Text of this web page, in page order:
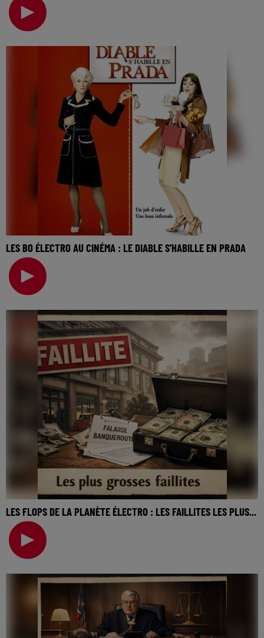
cinéma… Il y a des films qui marquent, par leur
LES BO ÉLECTRO AU CINÉMA : LE DIABLE S'HABILLE EN PRADA
La music story du jour c’est celle des BO électro au
cinéma… On va revenir sur cette semaine, sur to
LES FLOPS DE LA PLANÈTE ÉLECTRO : LES FAILLITES LES PLUS...
La music story du jour c’est celle des flops de la planète
électro… Ce qui a commencé comme une cult